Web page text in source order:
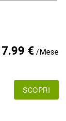
7.99 €/Mese
SCOPRI